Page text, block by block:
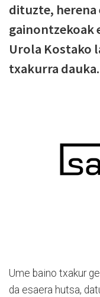
dituzte, herena
gainontzekoak
Urola Kostako
txakurra dauka.
Ume baino txakur
da esaera hutsa,